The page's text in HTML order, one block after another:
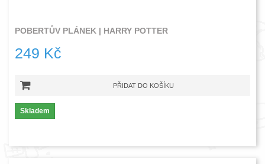
POBERTŮV PLÁNEK | HARRY POTTER
249 Kč
PŘIDAT DO KOŠÍKU
Skladem